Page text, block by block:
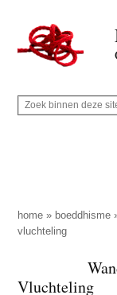
naar
de
inhoud
secondary
naar
de
sidebar
naar
de
Rechts
Z
p
d
z
Z
i
n
n
home » boeddhisme
vluchteling
Vluchteling